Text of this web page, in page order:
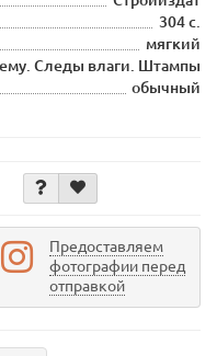
304 с.
мягкий
Следы влаги. Штампы
обычный
Предоставляем
фотографии перед
отправкой